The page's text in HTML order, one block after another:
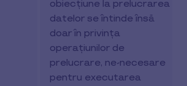
obiecțiune la prelucrarea
datelor se întinde însă
doar în privința
operațiunilor de
prelucrare, ne-necesare
pentru executarea